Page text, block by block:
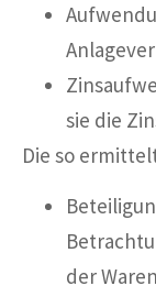
sie die
Die so
der